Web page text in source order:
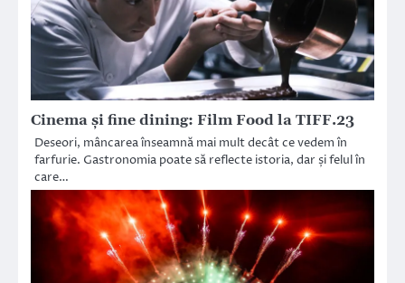
Cinema și fine dining: Film Food la TIFF.23
Deseori, mâncarea înseamnă mai mult decât ce vedem în
farfurie. Gastronomia poate să reflecte istoria, dar și felul în
care…